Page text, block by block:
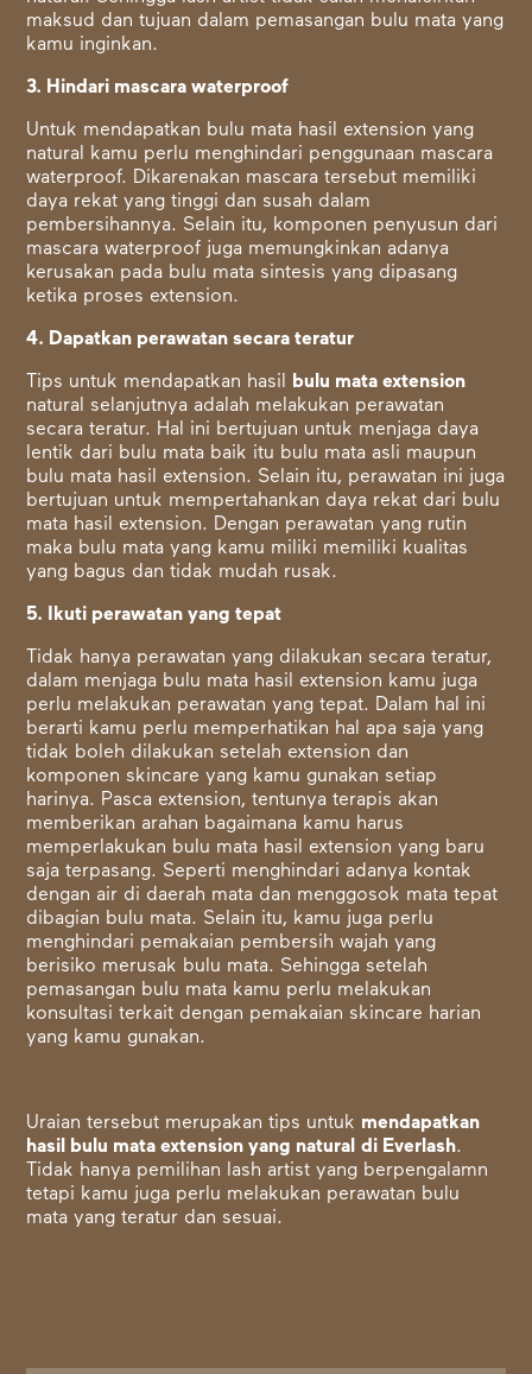
maksud dan tujuan dalam pemasangan bulu mata yang
kamu inginkan.
3. Hindari mascara waterproof
Untuk mendapatkan bulu mata hasil extension yang
natural kamu perlu menghindari penggunaan mascara
waterproof. Dikarenakan mascara tersebut memiliki
daya rekat yang tinggi dan susah dalam
pembersihannya. Selain itu, komponen penyusun dari
mascara waterproof juga memungkinkan adanya
kerusakan pada bulu mata sintesis yang dipasang
ketika proses extension.
4. Dapatkan perawatan secara teratur
Tips untuk mendapatkan hasil
bulu mata extension
natural
selanjutnya adalah melakukan perawatan
secara teratur. Hal ini bertujuan untuk menjaga daya
lentik dari bulu mata baik itu bulu mata asli maupun
bulu mata hasil extension. Selain itu, perawatan ini juga
bertujuan untuk mempertahankan daya rekat dari bulu
mata hasil extension. Dengan perawatan yang rutin
maka bulu mata yang kamu miliki memiliki kualitas
yang bagus dan tidak mudah rusak.
5. Ikuti perawatan yang tepat
Tidak hanya perawatan yang dilakukan secara teratur,
dalam menjaga bulu mata hasil extension kamu juga
perlu melakukan perawatan yang tepat. Dalam hal ini
berarti kamu perlu memperhatikan hal apa saja yang
tidak boleh dilakukan setelah extension dan
komponen skincare yang kamu gunakan setiap
harinya. Pasca extension, tentunya terapis akan
memberikan arahan bagaimana kamu harus
memperlakukan bulu mata hasil extension yang baru
saja terpasang. Seperti menghindari adanya kontak
dengan air di daerah mata dan menggosok mata tepat
dibagian bulu mata. Selain itu, kamu juga perlu
menghindari pemakaian pembersih wajah yang
berisiko merusak bulu mata. Sehingga setelah
pemasangan bulu mata kamu perlu melakukan
konsultasi terkait dengan pemakaian skincare harian
yang kamu gunakan.
Uraian tersebut merupakan tips untuk mendapatkan
hasil bulu mata extension yang natural di Everlash.
Tidak hanya pemilihan lash artist yang berpengalamn
tetapi kamu juga perlu melakukan perawatan bulu
mata yang teratur dan sesuai.